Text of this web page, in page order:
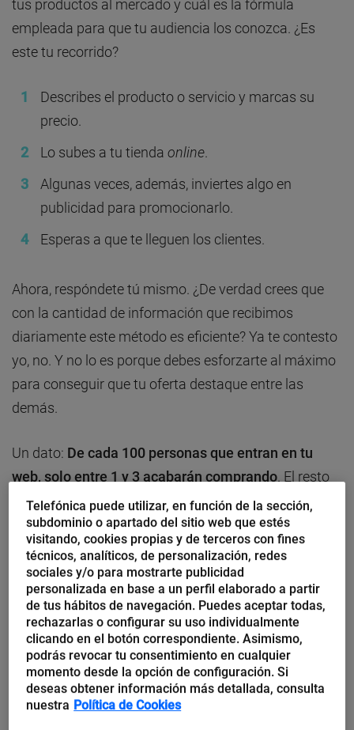
tus productos al mercado y cuál es la fórmula
empleada para que tu audiencia los conozca. ¿Es
este tu recorrido?
Describes el producto o servicio y marcas su
precio.
Lo subes a tu tienda online
Algunas veces, además, inviertes algo en
publicidad para promocionarlo.
Esperas a que te lleguen los clientes.
Ahora, respóndete tú mismo. ¿De verdad crees que
con la cantidad de información que recibimos
diariamente este método es eficiente? Ya te contesto
yo, no. Y no lo es porque debes esforzarte al máximo
para conseguir que tu oferta destaque entre las
demás.
Un dato: De cada 100 personas que entran en tu
web, solo entre 1 y 3 acabarán comprando. El resto
no.
Squeeze Page, la herramienta perfecta
para la conversión
Seguro que has oído multitud de veces este término,
conversión. Es lo que quieres que haga el usuario en
tu web. Una descarga, un registro, una compra, un
clic, etc. Y para conseguirlo, te aconsejo que utilices
una Squeeze Page.
Telefónica puede utilizar, en función de la sección,
subdominio o apartado del sitio web que estés
visitando, cookies propias y de terceros con fines
técnicos, analíticos, de personalización, redes
sociales y/o para mostrarte publicidad
personalizada en base a un perfil elaborado a partir
de tus hábitos de navegación. Puedes aceptar todas,
rechazarlas o configurar su uso individualmente
clicando en el botón correspondiente. Asimismo,
podrás revocar tu consentimiento en cualquier
momento desde la opción de configuración. Si
deseas obtener información más detallada, consulta
nuestra Política de Cookies